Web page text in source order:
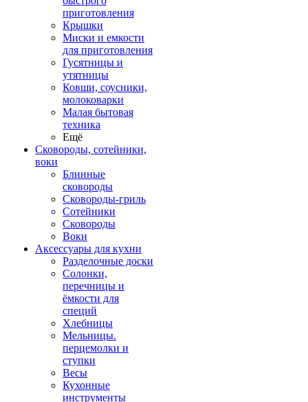
приготовления
Крышки
Миски и емкости
для приготовления
Гусятницы и
утятницы
Ковши, соусники,
молоковарки
Малая бытовая
техника
Ещё
Сковороды, сотейники,
воки
Блинные
сковороды
Сковороды-гриль
Сотейники
Сковороды
Воки
Аксессуары для кухни
Разделочные доски
Солонки,
перечницы и
ёмкости для
специй
Хлебницы
Мельницы.
перцемолки и
ступки
Весы
Кухонные
инструменты